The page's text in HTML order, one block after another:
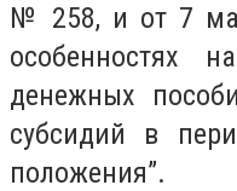
№ 258, и от 7
особенностях
денежных
субсидий в
положения”.